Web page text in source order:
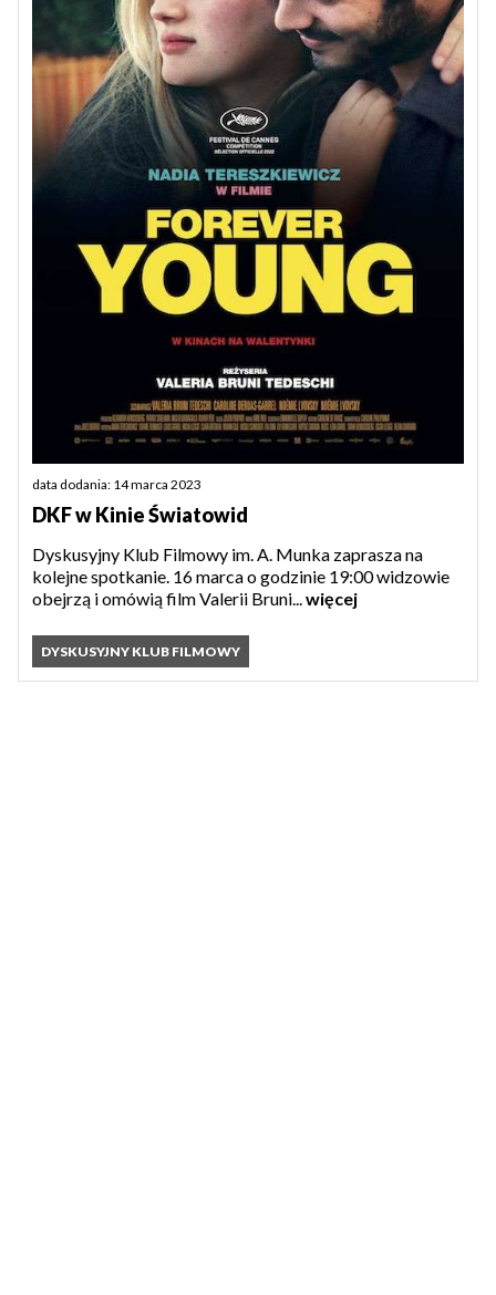
data dodania: 14 marca 2023
DKF w Kinie Światowid
Dyskusyjny Klub Filmowy im. A. Munka zaprasza na
kolejne spotkanie. 16 marca o godzinie 19:00 widzowie
obejrzą i omówią film Valerii Bruni...więcej
DYSKUSYJNY KLUB FILMOWY